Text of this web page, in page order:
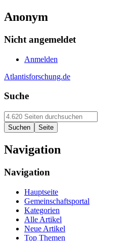
Anonym
Nicht angemeldet
Anmelden
Atlantisforschung.de
Suche
Navigation
Navigation
Hauptseite
Gemeinschaftsportal
Kategorien
Alle Artikel
Neue Artikel
Top Themen